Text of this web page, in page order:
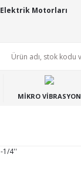
Elektrik Motorları
MİKRO VİBRASYON